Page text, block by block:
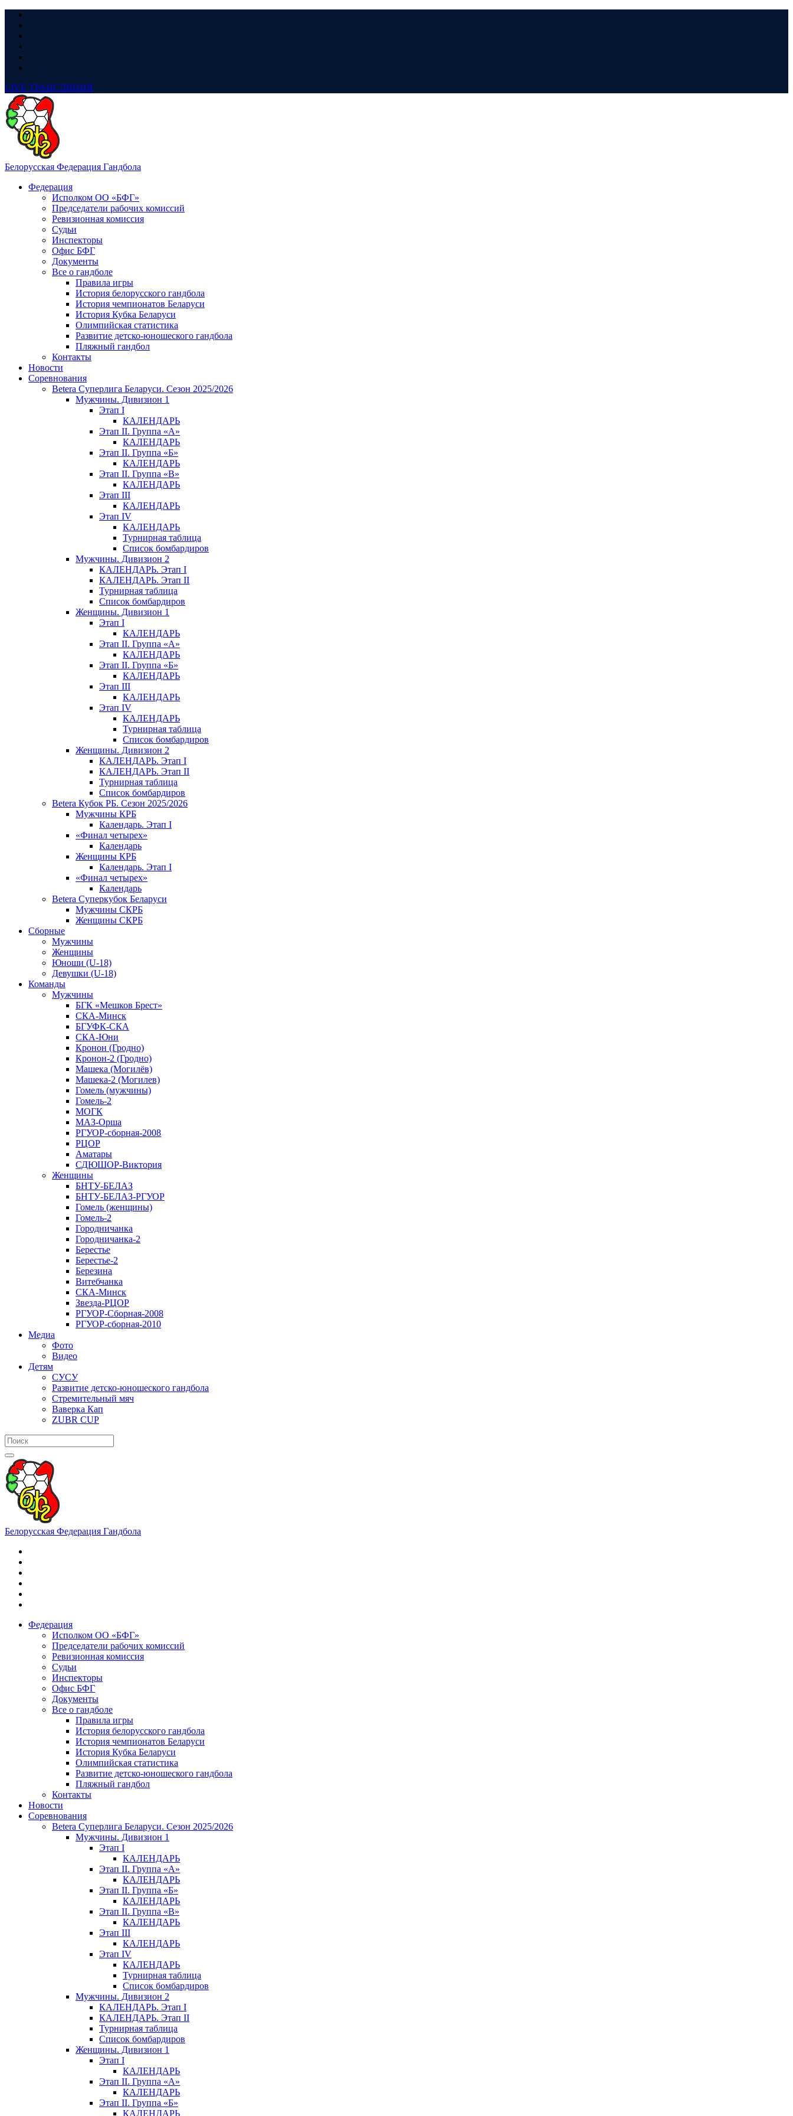
LIVE ТРАНСЛЯЦИЯ
Белорусская Федерация Гандбола
Федерация
Исполком ОО «БФГ»
Председатели рабочих комиссий
Ревизионная комиссия
Судьи
Инспекторы
Офис БФГ
Документы
Все о гандболе
Правила игры
История белорусского гандбола
История чемпионатов Беларуси
История Кубка Беларуси
Олимпийская статистика
Развитие детско-юношеского гандбола
Пляжный гандбол
Контакты
Новости
Соревнования
Betera Суперлига Беларуси. Сезон 2025/2026
Мужчины. Дивизион 1
Этап I
КАЛЕНДАРЬ
Этап II. Группа «А»
КАЛЕНДАРЬ
Этап II. Группа «Б»
КАЛЕНДАРЬ
Этап II. Группа «В»
КАЛЕНДАРЬ
Этап III
КАЛЕНДАРЬ
Этап IV
КАЛЕНДАРЬ
Турнирная таблица
Список бомбардиров
Мужчины. Дивизион 2
КАЛЕНДАРЬ. Этап I
КАЛЕНДАРЬ. Этап II
Турнирная таблица
Список бомбардиров
Женщины. Дивизион 1
Этап I
КАЛЕНДАРЬ
Этап II. Группа «А»
КАЛЕНДАРЬ
Этап II. Группа «Б»
КАЛЕНДАРЬ
Этап III
КАЛЕНДАРЬ
Этап IV
КАЛЕНДАРЬ
Турнирная таблица
Список бомбардиров
Женщины. Дивизион 2
КАЛЕНДАРЬ. Этап I
КАЛЕНДАРЬ. Этап II
Турнирная таблица
Список бомбардиров
Betera Кубок РБ. Сезон 2025/2026
Мужчины КРБ
Календарь. Этап I
«Финал четырех»
Календарь
Женщины КРБ
Календарь. Этап I
«Финал четырех»
Календарь
Betera Суперкубок Беларуси
Мужчины СКРБ
Женщины СКРБ
Сборные
Мужчины
Женщины
Юноши (U-18)
Девушки (U-18)
Команды
Мужчины
БГК «Мешков Брест»
СКА-Минск
БГУФК-СКА
СКА-Юни
Кронон (Гродно)
Кронон-2 (Гродно)
Машека (Могилёв)
Машека-2 (Могилев)
Гомель (мужчины)
Гомель-2
МОГК
МАЗ-Орша
РГУОР-сборная-2008
РЦОР
Аматары
СДЮШОР-Виктория
Женщины
БНТУ-БЕЛАЗ
БНТУ-БЕЛАЗ-РГУОР
Гомель (женщины)
Гомель-2
Городничанка
Городничанка-2
Берестье
Берестье-2
Березина
Витебчанка
СКА-Минск
Звезда-РЦОР
РГУОР-Сборная-2008
РГУОР-сборная-2010
Медиа
Фото
Видео
Детям
СУСУ
Развитие детско-юношеского гандбола
Стремительный мяч
Ваверка Кап
ZUBR CUP
Белорусская Федерация Гандбола
Федерация
Исполком ОО «БФГ»
Председатели рабочих комиссий
Ревизионная комиссия
Судьи
Инспекторы
Офис БФГ
Документы
Все о гандболе
Правила игры
История белорусского гандбола
История чемпионатов Беларуси
История Кубка Беларуси
Олимпийская статистика
Развитие детско-юношеского гандбола
Пляжный гандбол
Контакты
Новости
Соревнования
Betera Суперлига Беларуси. Сезон 2025/2026
Мужчины. Дивизион 1
Этап I
КАЛЕНДАРЬ
Этап II. Группа «А»
КАЛЕНДАРЬ
Этап II. Группа «Б»
КАЛЕНДАРЬ
Этап II. Группа «В»
КАЛЕНДАРЬ
Этап III
КАЛЕНДАРЬ
Этап IV
КАЛЕНДАРЬ
Турнирная таблица
Список бомбардиров
Мужчины. Дивизион 2
КАЛЕНДАРЬ. Этап I
КАЛЕНДАРЬ. Этап II
Турнирная таблица
Список бомбардиров
Женщины. Дивизион 1
Этап I
КАЛЕНДАРЬ
Этап II. Группа «А»
КАЛЕНДАРЬ
Этап II. Группа «Б»
КАЛЕНДАРЬ